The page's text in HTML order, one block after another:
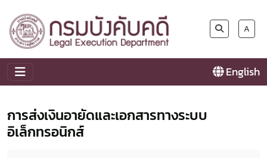
A
English
การส่งเงินอายัดและเอกสารทางระบบ
อิเล็กทรอนิกส์